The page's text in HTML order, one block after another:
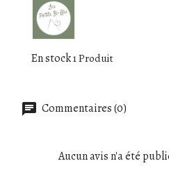
En stock1 Produit
Commentaires (0)
Aucun avis n'a été